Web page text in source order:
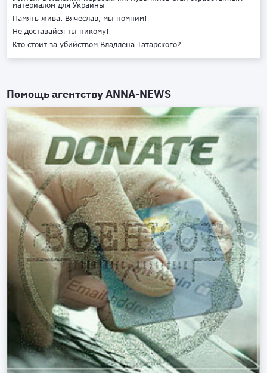
материалом для Украины
Память жива. Вячеслав, мы помним!
Не доставайся ты никому!
Кто стоит за убийством Владлена Татарского?
Помощь агентствуANNA-NEWS